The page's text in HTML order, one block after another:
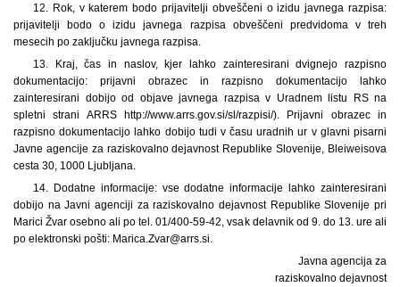
12. Rok, v katerem bodo prijavitelji obveščeni o izidu javnega razpisa:
prijavitelji bodo o izidu javnega razpisa obveščeni predvidoma v treh
mesecih po zaključku javnega razpisa.
13. Kraj, čas in naslov, kjer lahko zainteresirani dvignejo razpisno
dokumentacijo: prijavni obrazec in razpisno dokumentacijo lahko
zainteresirani dobijo od objave javnega razpisa v Uradnem listu RS na
spletni strani ARRS http://www.arrs.gov.si/sl/razpisi/). Prijavni obrazec in
razpisno dokumentacijo lahko dobijo tudi v času uradnih ur v glavni pisarni
Javne agencije za raziskovalno dejavnost Republike Slovenije, Bleiweisova
cesta 30, 1000 Ljubljana.
14. Dodatne informacije: vse dodatne informacije lahko zainteresirani
dobijo na Javni agenciji za raziskovalno dejavnost Republike Slovenije pri
Marici Žvar osebno ali po tel. 01/400-59-42, vsak delavnik od 9. do 13. ure ali
po elektronski pošti: Marica.Zvar@arrs.si.
Javna agencija za
raziskovalno dejavnost